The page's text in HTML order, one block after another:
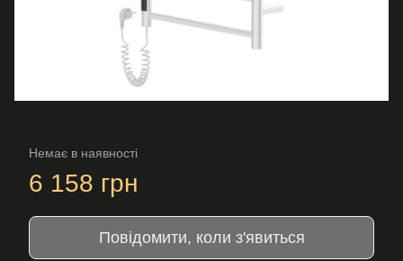
Немає в наявності
6 158 грн
Повідомити, коли з'явиться